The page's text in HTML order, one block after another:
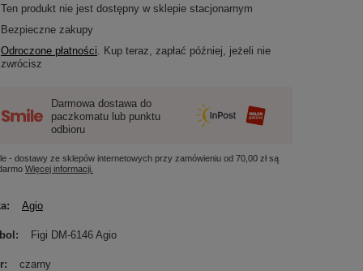
Ten produkt nie jest dostępny w sklepie stacjonarnym
Bezpieczne zakupy
Odroczone płatności. Kup teraz, zapłać później, jeżeli nie
zwrócisz
Darmowa dostawa do
paczkomatu lub punktu
odbioru
- dostawy ze sklepów internetowych przy zamówieniu od70,00 złsą
Więcej informacji.
Agio
Figi DM-6146 Agio
czarny